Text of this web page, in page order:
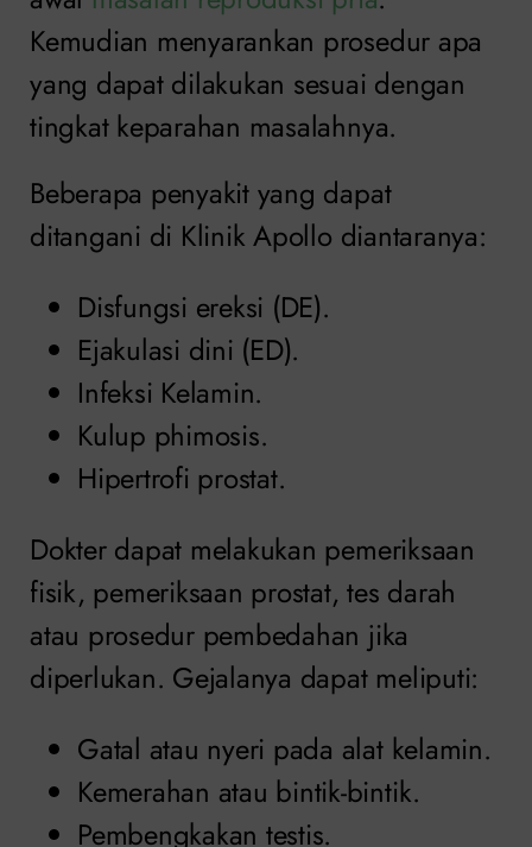
Kemudian menyarankan prosedur apa
yang dapat dilakukan sesuai dengan
tingkat keparahan masalahnya.
Beberapa penyakit yang dapat
ditangani di Klinik Apollo diantaranya:
Disfungsi ereksi (DE).
Ejakulasi dini (ED).
Infeksi Kelamin.
Kulup phimosis.
Hipertrofi prostat.
Dokter dapat melakukan pemeriksaan
fisik, pemeriksaan prostat, tes darah
atau prosedur pembedahan jika
diperlukan. Gejalanya dapat meliputi:
Gatal atau nyeri pada alat kelamin.
Kemerahan atau bintik-bintik.
Pembengkakan testis.